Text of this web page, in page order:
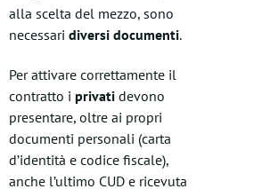
alla scelta del mezzo, sono
necessari diversi documenti.
Per attivare correttamente il
contratto i privati devono
presentare, oltre ai propri
documenti personali (carta
d’identità e codice fiscale),
anche l’ultimo CUD e ricevuta